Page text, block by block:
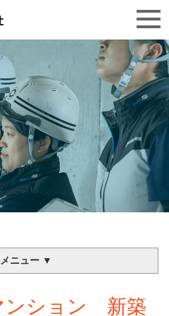
ニュー ▼
ンション 新築